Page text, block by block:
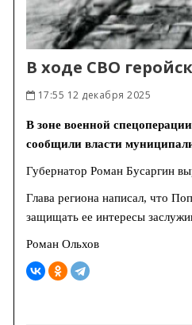
В ходе СВО
17:55 12 декабря 2025
В зоне военной
сообщили власти
Губернатор Роман Бусаргин
Глава региона написал, что
защищать ее интересы
Роман Ольхов